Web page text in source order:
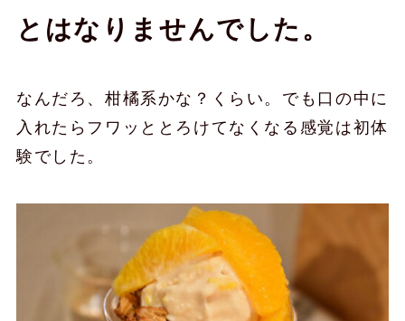
とはなりませんでした。
なんだろ、柑橘系かな？くらい。でも口の中に
入れたらフワッととろけてなくなる感覚は初体
験でした。